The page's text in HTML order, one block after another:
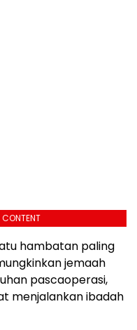
CONTENT
hambatan paling
jemaah
pascaoperasi,
menjalankan ibadah